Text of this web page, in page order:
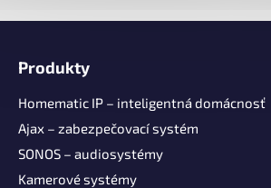
Produkty
Homematic IP – inteligentná domácnosť
Ajax – zabezpečovací systém
SONOS – audiosystémy
Kamerové systémy